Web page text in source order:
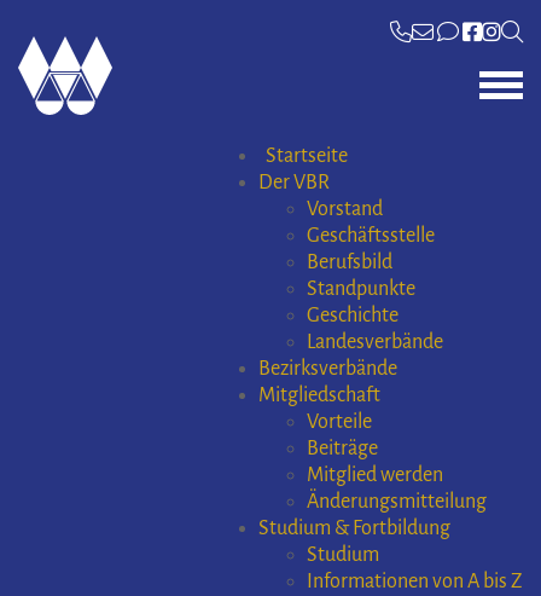
Startseite
Der VBR
Vorstand
Geschäftsstelle
Berufsbild
Standpunkte
Geschichte
Landesverbände
Bezirksverbände
Mitgliedschaft
Vorteile
Beiträge
Mitglied werden
Änderungsmitteilung
Studium & Fortbildung
Studium
Informationen von A bis Z